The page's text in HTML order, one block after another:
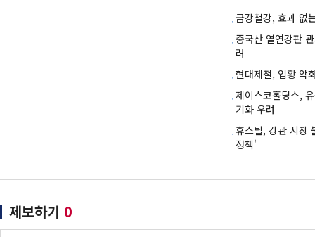
금강철강, 효과 없
중국산 열연강판
려
현대제철, 업황 악
제이스코홀딩스,
기화 우려
휴스틸, 강관 시장
정책'
제보하기 0